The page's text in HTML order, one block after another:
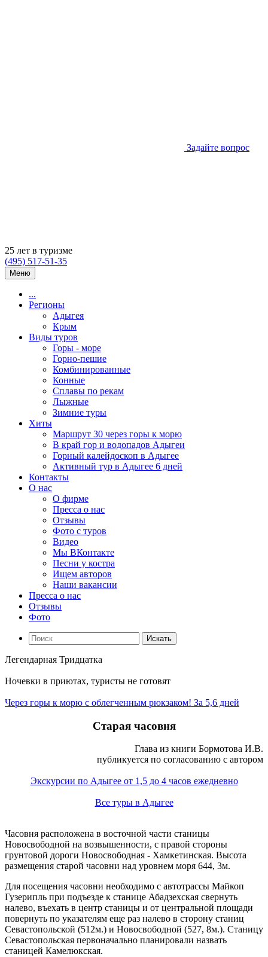
Задайте вопрос
25 лет в туризме
(495) 517-51-35
Меню
...
Регионы
Адыгея
Крым
Виды туров
Горы - море
Горно-пешие
Комбинированные
Конные
Сплавы по рекам
Лыжные
Зимние туры
Хиты
Маршрут 30 через горы к морю
В край гор и водопадов Адыгеи
Горный калейдоскоп в Адыгее
Активный тур в Адыгее 6 дней
Контакты
О нас
О фирме
Пресса о нас
Отзывы
Фото с туров
Видео
Мы ВКонтакте
Песни у костра
Ищем авторов
Наши вакансии
Пресса о нас
Отзывы
Фото
Искать
Легендарная Тридцатка
Ночевки в приютах, туристы не готовят
Через горы к морю с облегченным рюкзаком! За 5,6 дней
Старая часовня
Глава из книги Бормотова И.В.
публикуется по согласованию с автором
Экскурсии по Адыгее от 1,5 до 4 часов ежедневно
Все туры в Адыгее
Часовня расположена в восточной части станицы
Новосвободной на возвышенности, с правой стороны
грунтовой дороги Новосвободная - Хамкетинская. Высота
размещения старой часовни над уровнем моря 644, 3м.
Для посещения часовни необходимо с автотрассы Майкоп
Гузерипль при подъезде к станице Абадзехская свернуть
налево, въехать в центр станицы и от центральной площади
повернуть по указателям еще раз налево в сторону станиц
Севастопольской (512м.) и Новосвободной (527, 8м.). Станицу
Севастопольская первоначально планировали назвать
станицей Камелюкская.